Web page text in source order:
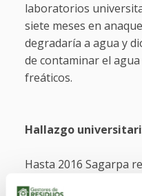
laboratorios
siete meses en
degradaría a agua y
de contaminar el
freáticos.
Hallazgo
Hasta 2016 Sagarpa
de más de 42 mil